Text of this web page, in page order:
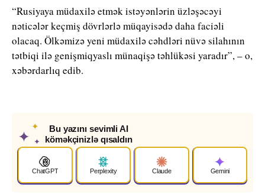
“Rusiyaya müdaxilə etmək istəyənlərin üzləşəcəyi
nəticələr keçmiş dövrlərlə müqayisədə daha faciəli
olacaq. Ölkəmizə yeni müdaxilə cəhdləri nüvə silahının
tətbiqi ilə genişmiqyaslı münaqişə təhlükəsi yaradır”, – o,
xəbərdarlıq edib.
✦
✦
✦
Bu yazını sevimli AI
köməkçinizlə qısaldın
ChatGPT Perplexity Claude Gemini